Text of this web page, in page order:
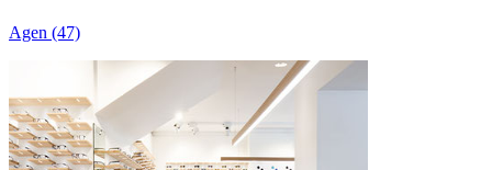
Agen (47)